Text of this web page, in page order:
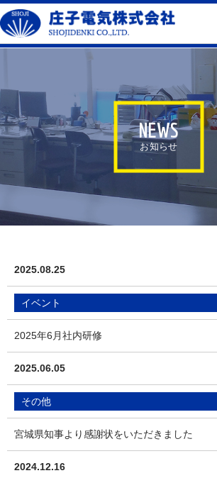
NEWS
お知らせ
2025.08.25
イベント
2025年6月社内研修
2025.06.05
その他
宮城県知事より感謝状をいただきました
2024.12.16